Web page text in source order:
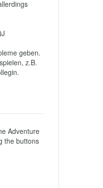
geben.
z.B.
Adventure
the buttons